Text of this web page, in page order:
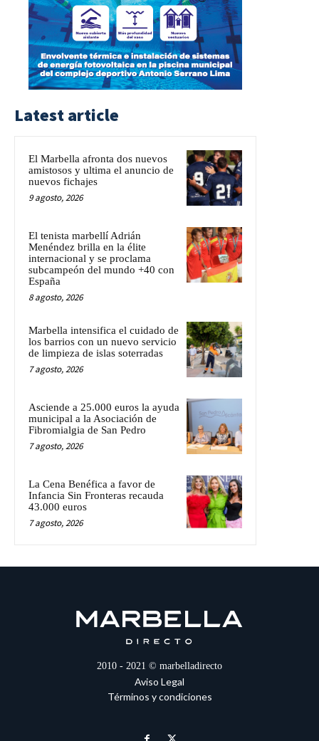
Latest article
El Marbella afronta dos nuevos
amistosos y ultima el anuncio de
nuevos fichajes
9 agosto, 2026
El tenista marbellí Adrián
Menéndez brilla en la élite
internacional y se proclama
subcampeón del mundo +40 con
España
8 agosto, 2026
Marbella intensifica el cuidado de
los barrios con un nuevo servicio
de limpieza de islas soterradas
7 agosto, 2026
Asciende a 25.000 euros la ayuda
municipal a la Asociación de
Fibromialgia de San Pedro
7 agosto, 2026
La Cena Benéfica a favor de
Infancia Sin Fronteras recauda
43.000 euros
7 agosto, 2026
2010 - 2021 © marbelladirecto
Aviso Legal
Términos y condiciones